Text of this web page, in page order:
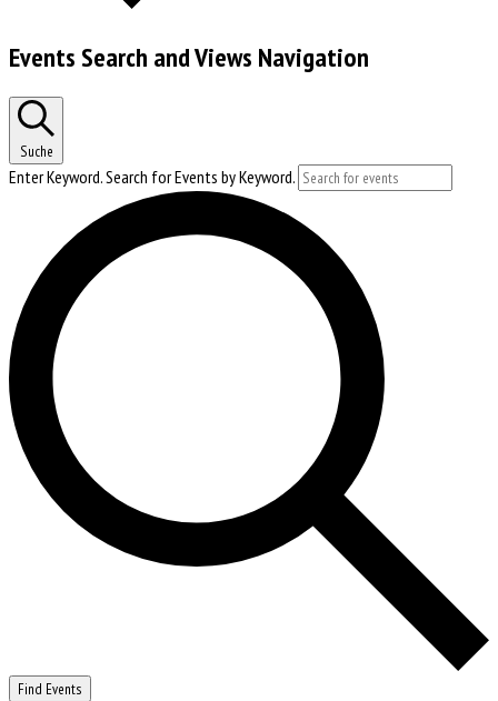
Events Search and Views Navigation
Suche
Enter Keyword. Search for Events by Keyword.
Find Events